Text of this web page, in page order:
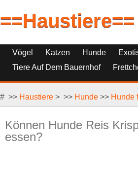
==Haustiere==
Vögel Katzen Hunde
Tiere Auf Dem Bauernhof
Haustierfische
Haustierersatz
Reptilien, Nagetiere Und Kleintiere
# >> Haustiere > >> Hunde >> Hunde
Können Hunde Reis
essen?